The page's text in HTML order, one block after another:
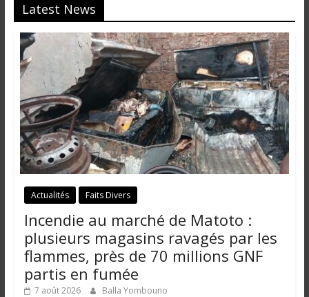
Latest News
Actualités Faits Divers
Incendie au marché de Matoto :
plusieurs magasins ravagés par les
flammes, près de 70 millions GNF
partis en fumée
7 août 2026 Balla Yombouno